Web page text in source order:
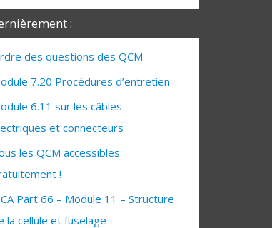
:
des questions des QCM
7.20 Procédures d’entretien
6.11 sur les câbles
et connecteurs
les QCM accessibles
!
Part 66 – Module 11 – Structure
la cellule et fuselage